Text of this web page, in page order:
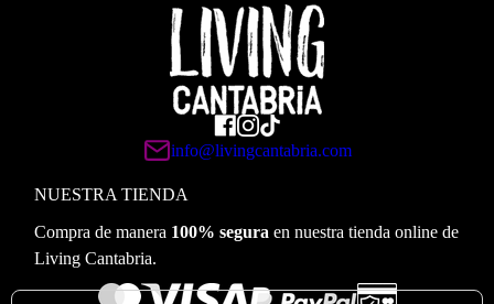
info@livingcantabria.com
NUESTRA TIENDA
Compra de manera 100% segura en nuestra tienda online de
Living Cantabria.